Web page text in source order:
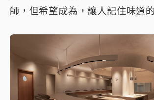
師，但希望成為，讓人記住味道的